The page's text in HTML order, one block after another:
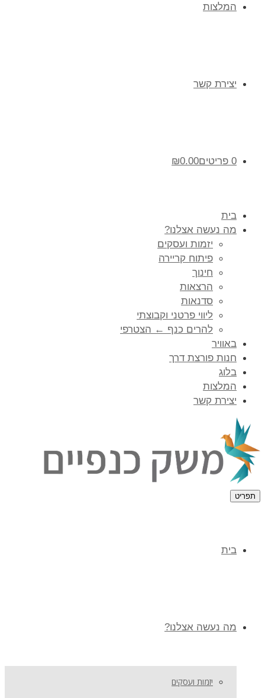
המלצות
יצירת קשר
0 פריטים ₪0.00
בית
מה נעשה אצלנו?
יזמות ועסקים
פיתוח קריירה
חינוך
הרצאות
סדנאות
ליווי פרטני וקבוצתי
להרים כנף ← הצטרפי
באוויר
חנות פורצת דרך
בלוג
המלצות
יצירת קשר
תפריט
בית
מה נעשה אצלנו?
יזמות ועסקים